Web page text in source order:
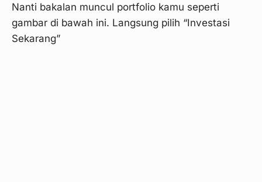
Nanti bakalan muncul portfolio kamu seperti
gambar di bawah ini. Langsung pilih “Investasi
Sekarang”